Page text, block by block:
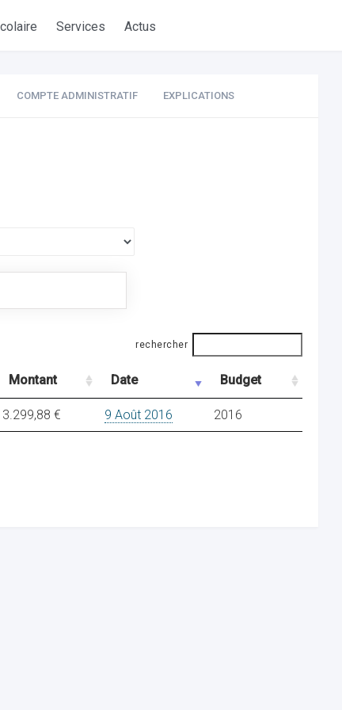
Services Actus
COMPTE ADMINISTRATIF EXPLICATIONS
rechercher
Montant Date Budget
3.299,88 € 9 Août 2016 2016